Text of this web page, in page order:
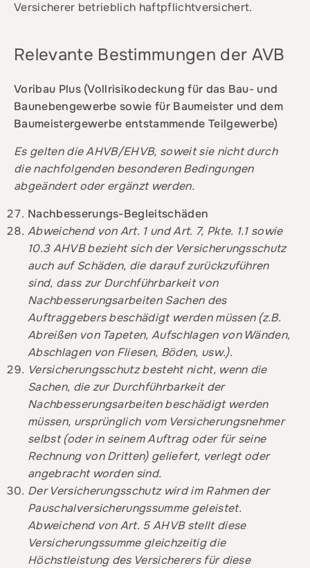
Versicherer betrieblich haftpflichtversichert.
Relevante Bestimmungen der AVB
Voribau Plus (Vollrisikodeckung für das Bau- und
Baunebengewerbe sowie für Baumeister und dem
Baumeistergewerbe entstammende Teilgewerbe)
Es gelten die AHVB/EHVB, soweit sie nicht durch
die nachfolgenden besonderen Bedingungen
abgeändert oder ergänzt werden.
Nachbesserungs-Begleitschäden
Abweichend von Art. 1 und Art. 7, Pkte. 1.1 sowie
10.3 AHVB bezieht sich der Versicherungsschutz
auch auf Schäden, die darauf zurückzuführen
sind, dass zur Durchführbarkeit von
Nachbesserungsarbeiten Sachen des
Auftraggebers beschädigt werden müssen (z.B.
Abreißen von Tapeten, Aufschlagen von Wänden,
Abschlagen von Fliesen, Böden, usw.).
Versicherungsschutz besteht nicht, wenn die
Sachen, die zur Durchführbarkeit der
Nachbesserungsarbeiten beschädigt werden
müssen, ursprünglich vom Versicherungsnehmer
selbst (oder in seinem Auftrag oder für seine
Rechnung von Dritten) geliefert, verlegt oder
angebracht worden sind.
Der Versicherungsschutz wird im Rahmen der
Pauschalversicherungssumme geleistet.
Abweichend von Art. 5 AHVB stellt diese
Versicherungssumme gleichzeitig die
Höchstleistung des Versicherers für diese